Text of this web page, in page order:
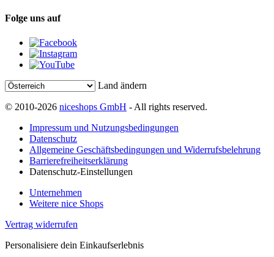
Folge uns auf
Land ändern
© 2010-2026 niceshops GmbH - All rights reserved.
Impressum und Nutzungsbedingungen
Datenschutz
Allgemeine Geschäftsbedingungen und Widerrufsbelehrung
Barrierefreiheitserklärung
Datenschutz-Einstellungen
Unternehmen
Weitere nice Shops
Vertrag widerrufen
Personalisiere dein Einkaufserlebnis